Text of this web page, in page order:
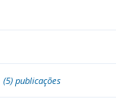
(5) publicações